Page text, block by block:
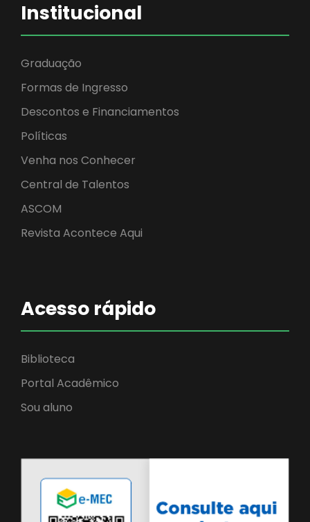
Institucional
Graduação
Formas de Ingresso
Descontos e Financiamentos
Políticas
Venha nos Conhecer
Central de Talentos
ASCOM
Revista Acontece Aqui
Acesso rápido
Biblioteca
Portal Acadêmico
Sou aluno